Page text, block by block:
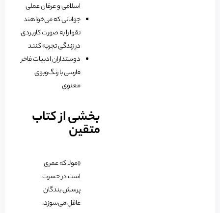
اسلامی و عرفان عملی
جوانانی که می‌خواهند
تقوا را به صورت کاربردی
در زندگی تجربه کنند
دوستداران ادبیات فاخر
فارسی با رنگ‌وبوی
معنوی
بخشی از کتاب
متقین
«مولا که عمری
است در حسرت
پرسش بندگان
غافل می‌سوزد،